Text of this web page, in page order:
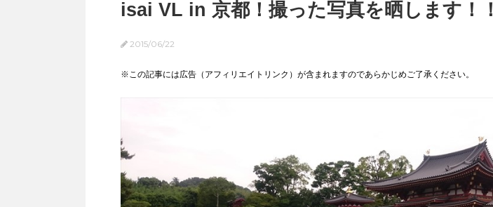
isai VL in 京都！撮った写真を晒します！！
2015/06/22
※この記事には広告（アフィリエイトリンク）が含まれますのであらかじめご了承ください。